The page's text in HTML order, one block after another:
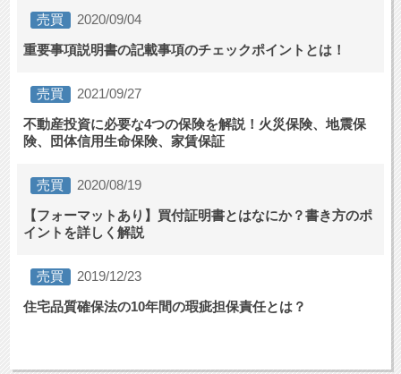
売買
2020/09/04
重要事項説明書の記載事項のチェックポイントとは！
売買
2021/09/27
不動産投資に必要な4つの保険を解説！火災保険、地震保
険、団体信用生命保険、家賃保証
売買
2020/08/19
【フォーマットあり】買付証明書とはなにか？書き方のポ
イントを詳しく解説
売買
2019/12/23
住宅品質確保法の10年間の瑕疵担保責任とは？